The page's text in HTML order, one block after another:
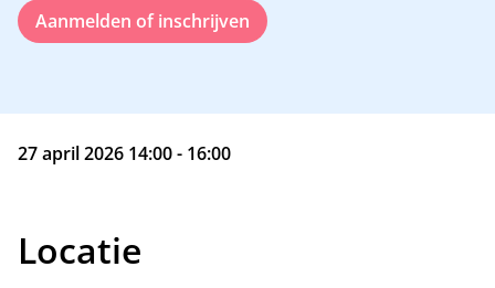
Aanmelden of inschrijven
27 april 2026 14:00 - 16:00
Locatie